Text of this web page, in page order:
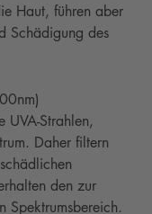
Haut, führen aber
Schädigung des
UVA-Strahlen,
Daher filtern
den zur
Spektrumsbereich.